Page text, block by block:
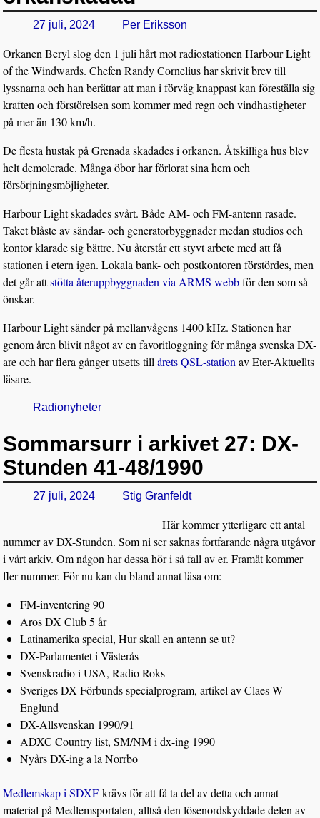
27 juli, 2024 Per Eriksson
Orkanen Beryl slog den 1 juli hårt mot radiostationen Harbour Light
of the Windwards. Chefen Randy Cornelius har skrivit brev till
lyssnarna och han berättar att man i förväg knappast kan föreställa sig
kraften och förstörelsen som kommer med regn och vindhastigheter
på mer än 130 km/h.
De flesta hustak på Grenada skadades i orkanen. Åtskilliga hus blev
helt demolerade. Många öbor har förlorat sina hem och
försörjningsmöjligheter.
Harbour Light skadades svårt. Både AM- och FM-antenn rasade.
Taket blåste av sändar- och generatorbyggnader medan studios och
kontor klarade sig bättre. Nu återstår ett styvt arbete med att få
stationen i etern igen. Lokala bank- och postkontoren förstördes, men
det går attstötta återuppbyggnaden via ARMS webbför den som så
önskar.
Harbour Light sänder på mellanvågens 1400 kHz. Stationen har
genom åren blivit något av en favoritloggning för många svenska DX-
are och har flera gånger utsetts tillårets QSL-station av Eter-Aktuellts
läsare.
Radionyheter
Sommarsurr i arkivet 27: DX-
Stunden 41-48/1990
27 juli, 2024 Stig Granfeldt
Här kommer ytterligare ett antal
nummer av DX-Stunden. Som ni ser saknas fortfarande några utgåvor
i vårt arkiv. Om någon har dessa hör i så fall av er. Framåt kommer
fler nummer. För nu kan du bland annat läsa om:
FM-inventering 90
Aros DX Club 5 år
Latinamerika special, Hur skall en antenn se ut?
DX-Parlamentet i Västerås
Svenskradio i USA, Radio Roks
Sveriges DX-Förbunds specialprogram, artikel av Claes-W
Englund
DX-Allsvenskan 1990/91
ADXC Country list, SM/NM i dx-ing 1990
Nyårs DX-ing a la Norrbo
Medlemskap i SDXF krävs för att få ta del av detta och annat
material på Medlemsportalen, alltså den lösenordskyddade delen av